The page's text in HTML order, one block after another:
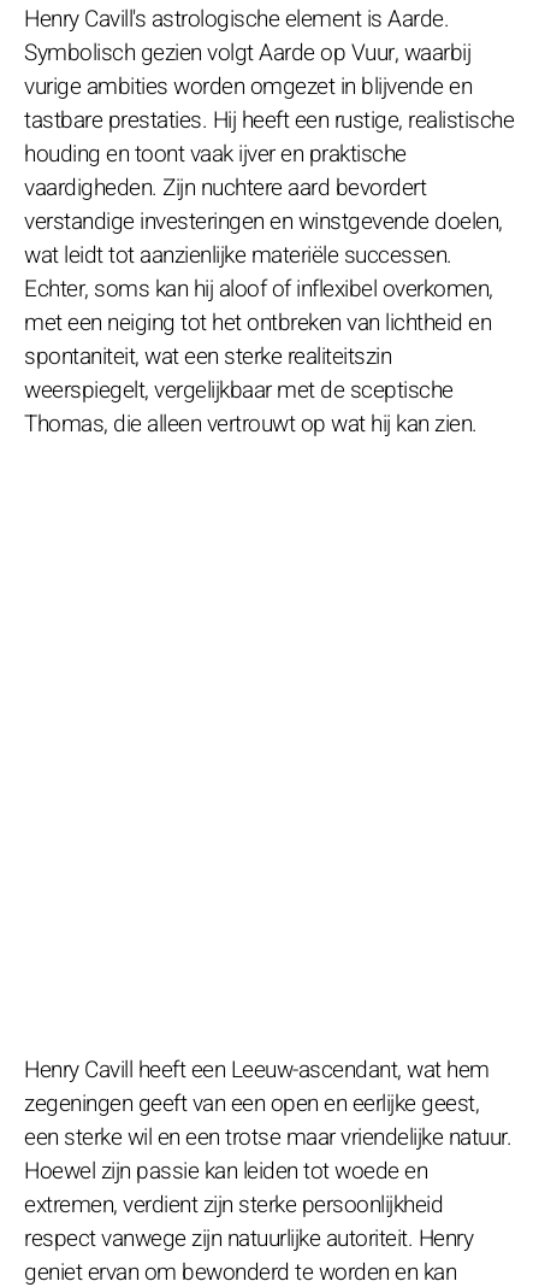
Henry Cavill's astrologische element is Aarde.
Symbolisch gezien volgt Aarde op Vuur, waarbij
vurige ambities worden omgezet in blijvende en
tastbare prestaties. Hij heeft een rustige, realistische
houding en toont vaak ijver en praktische
vaardigheden. Zijn nuchtere aard bevordert
verstandige investeringen en winstgevende doelen,
wat leidt tot aanzienlijke materiële successen.
Echter, soms kan hij aloof of inflexibel overkomen,
met een neiging tot het ontbreken van lichtheid en
spontaniteit, wat een sterke realiteitszin
weerspiegelt, vergelijkbaar met de sceptische
Thomas, die alleen vertrouwt op wat hij kan zien.
Henry Cavill heeft een Leeuw-ascendant, wat hem
zegeningen geeft van een open en eerlijke geest,
een sterke wil en een trotse maar vriendelijke natuur.
Hoewel zijn passie kan leiden tot woede en
extremen, verdient zijn sterke persoonlijkheid
respect vanwege zijn natuurlijke autoriteit. Henry
geniet ervan om bewonderd te worden en kan